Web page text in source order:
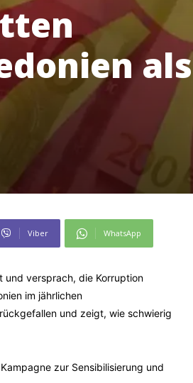
als
Viber WhatsApp
und versprach, die Korruption
im jährlichen
und zeigt, wie schwierig
zur Sensibilisierung und